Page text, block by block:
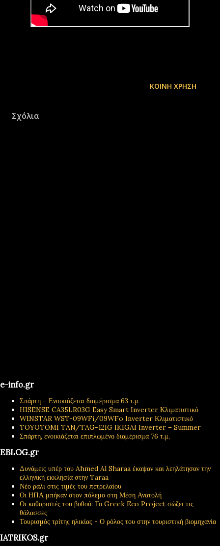
ΚΟΙΝΉ ΧΡΉΣΗ
Σχόλια
e-info.gr
Σπάρτη – Ενοικιάζεται διαμέρισμα 63 τ.μ
HISENSE CA35LR03G Easy Smart Inverter Κλιματιστικό
WINSTAR WST-09WFi/09WFo Inverter Κλιματιστικό
TOYOTOMI TAN/TAG-12IG IKIGAI Inverter – Summer
Σπάρτη, ενοικιάζεται επιπλωμένο διαμέρισμα 76 τ.μ,
EBLOG.gr
Δυνάμεις υπέρ του Ahmed Al Sharaa έκαψαν και λεηλάτησαν την
ελληνική εκκλησία στην Taraa
Νέο ράλι στις τιμές του πετρελαίου
Οι ΗΠΑ μπήκαν στον πόλεμο στη Μέση Ανατολή
Οι καθαριστές του βυθού: Το Greek Eco Project σώζει τις
θάλασσες
Τουρισμός τρίτης ηλικίας - Ο ρόλος του στην τουριστική βιομηχανία
IATRIKOS.gr